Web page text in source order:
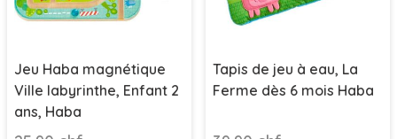
Jeu Haba magnétique
Ville labyrinthe, Enfant 2
ans, Haba
Tapis de jeu à eau, La
Ferme dès 6 mois Haba